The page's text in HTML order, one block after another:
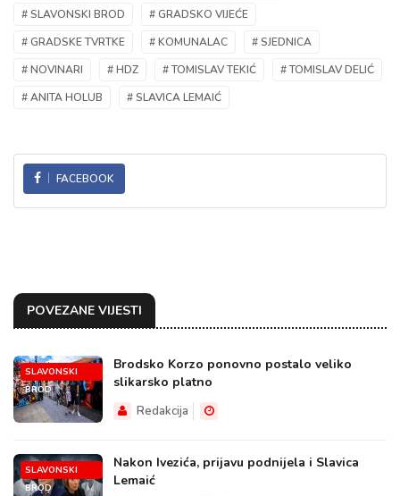
# SLAVONSKI BROD
# GRADSKO VIJEĆE
# GRADSKE TVRTKE
# KOMUNALAC
# SJEDNICA
# NOVINARI
# HDZ # TOMISLAV TEKIĆ
# TOMISLAV DELIĆ
# ANITA HOLUB
# SLAVICA LEMAIĆ
FACEBOOK
POVEZANE VIJESTI
SLAVONSKI
BROD
Brodsko Korzo ponovno postalo veliko
slikarsko platno
Redakcija
SLAVONSKI
BROD
Nakon Ivezića, prijavu podnijela i Slavica
Lemaić